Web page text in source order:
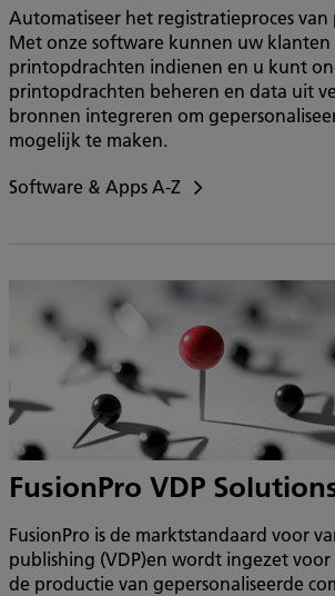
Automatiseer het registratieproces
Met onze software kunnen uw
printopdrachten indienen en u kunt
printopdrachten beheren en data uit
bronnen integreren om
mogelijk te maken.
Software & Apps A-Z
FusionPro VDP
FusionPro is de marktstandaard voor
publishing (VDP)en wordt ingezet
de productie van gepersonaliseerde